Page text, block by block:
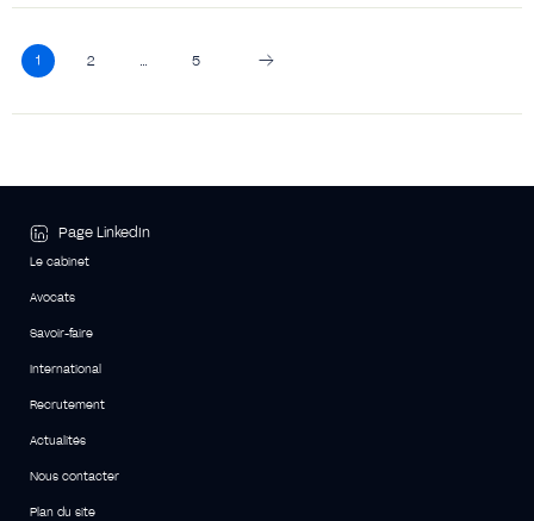
1 2 5
Page LinkedIn
Le cabinet
Avocats
Savoir-faire
International
Recrutement
Actualités
Nous contacter
Plan du site